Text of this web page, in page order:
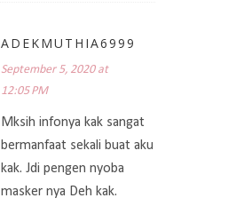
ADEKMUTHIA6999
September 5, 2020 at
12:05 PM
Mksih infonya kak sangat
bermanfaat sekali buat aku
kak. Jdi pengen nyoba
masker nya Deh kak.